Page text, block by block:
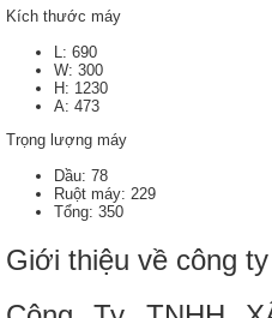
Kích thước máy
L: 690
W: 300
H: 1230
A: 473
Trọng lượng máy
Dầu: 78
Ruột máy: 229
Tổng: 350
Giới thiệu về công ty